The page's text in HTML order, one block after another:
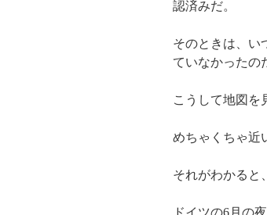
認済みだ。
そのときは、い
ていなかったの
こうして地図を
めちゃくちゃ近
それがわかると